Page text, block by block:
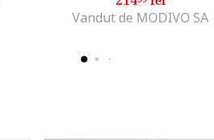
Vandut de MODIVO SA